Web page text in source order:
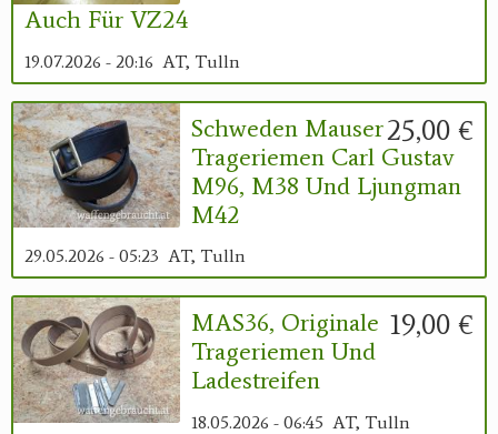
Auch Für VZ24
19.07.2026 - 20:16 AT, Tulln
25,00 €
Schweden Mauser
Trageriemen Carl Gustav
M96, M38 Und Ljungman
M42
29.05.2026 - 05:23 AT, Tulln
19,00 €
MAS36, Originale
Trageriemen Und
Ladestreifen
18.05.2026 - 06:45 AT, Tulln